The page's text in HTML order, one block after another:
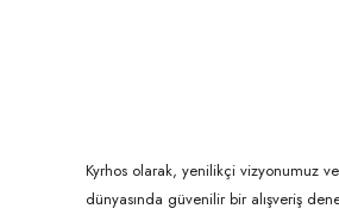
Kyrhos olarak, yenilikçi vizyonumuz
dünyasında güvenilir bir alışveriş